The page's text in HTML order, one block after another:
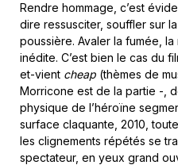
Rendre hommage, c’est
dire ressusciter, souffler sur
poussière. Avaler la fumée,
inédite. C’est bien le cas du
et-vient cheap (thèmes de
Morricone est de la partie -,
physique de l’héroïne
surface claquante, 2010,
les clignements répétés se
spectateur, en yeux grand